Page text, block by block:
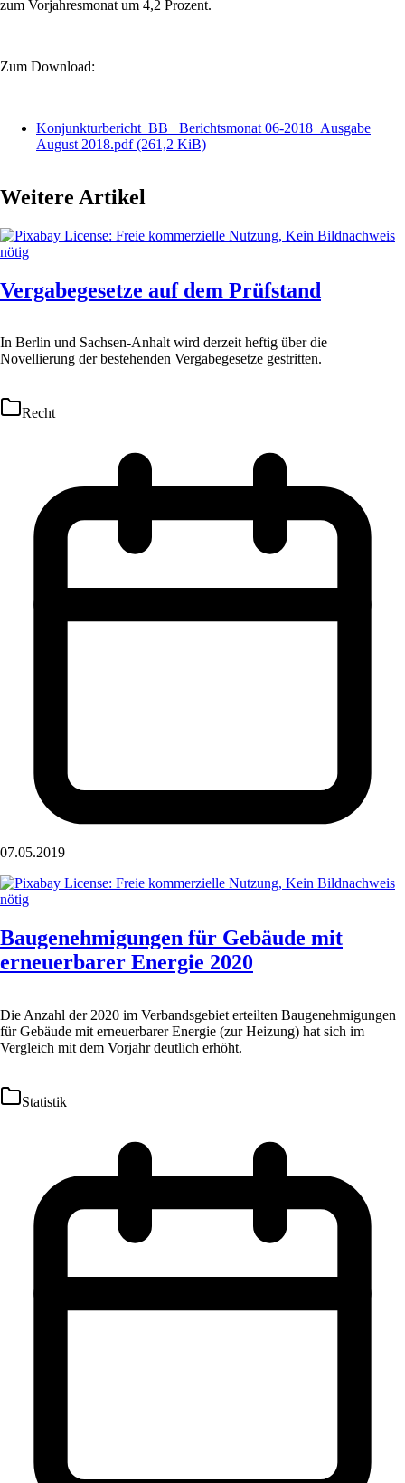
zum Vorjahresmonat um 4,2 Prozent.
Zum Download:
Konjunkturbericht_BB_ Berichtsmonat 06-2018_Ausgabe
August 2018.pdf(261,2 KiB)
Weitere Artikel
Vergabegesetze auf dem Prüfstand
In Berlin und Sachsen-Anhalt wird derzeit heftig über die
Novellierung der bestehenden Vergabegesetze gestritten.
Recht
07.05.2019
Baugenehmigungen für Gebäude mit
erneuerbarer Energie 2020
Die Anzahl der 2020 im Verbandsgebiet erteilten Baugenehmigungen
für Gebäude mit erneuerbarer Energie (zur Heizung) hat sich im
Vergleich mit dem Vorjahr deutlich erhöht.
Statistik